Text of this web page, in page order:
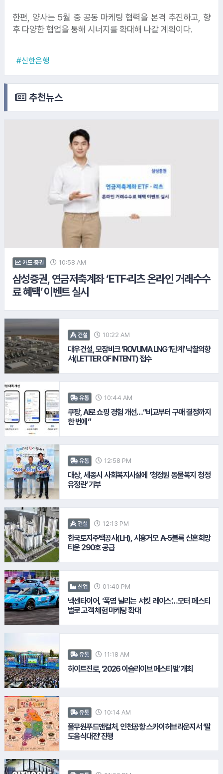
한편, 양사는 5월 중 공동 마케팅 협력을 본격 추진하고, 향
후 다양한 협업을 통해 시너지를 확대해 나갈 계획이다.
#신한은행
추천뉴스
카드·증권 10:58 AM
삼성증권, 연금저축계좌 ‘ETF·리츠 온라인 거래수수
료 혜택’ 이벤트 실시
건설 10:22 AM
대우건설, 모잠비크 ‘ROVUMA LNG 1단계’ 낙찰의향
서(LETTER OF INTENT) 접수
유통 10:44 AM
쿠팡, AI로 쇼핑 경험 개선…“비교부터 구매 결정까지
한 번에”
유통 12:58 PM
대상, 세종시 사회복지시설에 ‘청정원 동물복지 청정
유정란’ 기부
건설 12:13 PM
한국토지주택공사(LH), 시흥거모 A-5블록 신혼희망
타운 290호 공급
산업 01:40 PM
넥센타이어, ‘폭염 날리는 서킷 레이스’…모터 페스티
벌로 고객 체험 마케팅 확대
유통 11:18 AM
하이트진로, ‘2026 이슬라이브 페스티벌’ 개최
유통 10:14 AM
풀무원푸드앤컬처, 인천공항 스카이허브라운지서 ‘팔
도음식대전’ 진행
4.한전KPS
10.일동제약
9.셀트리온
3.삼성
12.SM그룹
#CJ제일제당
#교보생명
#우리은행
#풀무원